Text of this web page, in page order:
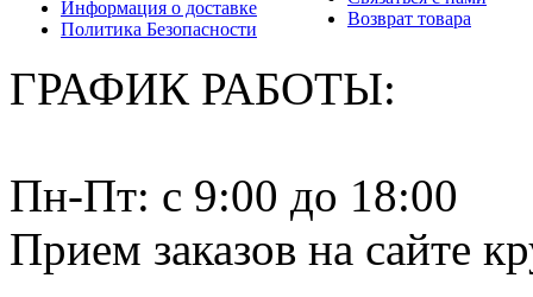
Информация о доставке
Политика Безопасности
Возврат товара
ГРАФИК РАБОТЫ:
Пн-Пт: c 9:00 до 18:00
Прием заказов на сайте